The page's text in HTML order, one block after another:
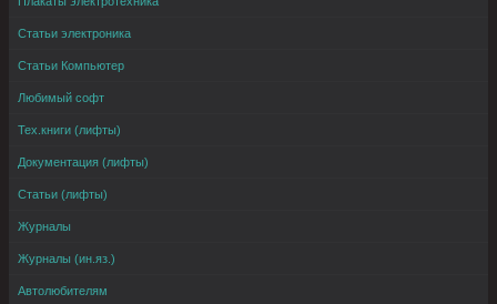
Статьи электроника
Статьи Компьютер
Любимый софт
Тех.книги (лифты)
Документация (лифты)
Статьи (лифты)
Журналы
Журналы (ин.яз.)
Автолюбителям